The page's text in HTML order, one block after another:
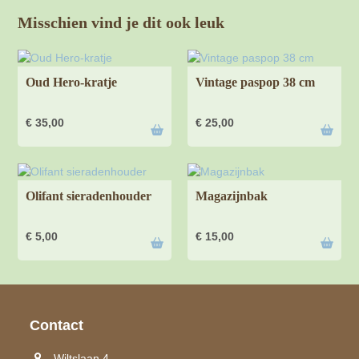
Misschien vind je dit ook leuk
Oud Hero-kratje
€ 35,00
Vintage paspop 38 cm
€ 25,00
Olifant sieradenhouder
€ 5,00
Magazijnbak
€ 15,00
Contact